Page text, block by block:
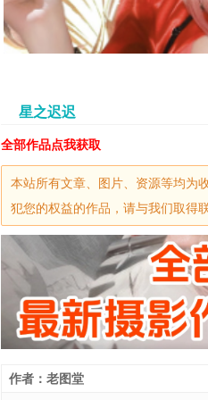
星之迟迟
全部作品点我获取
本站所有文章、图片、资源等均为
犯您的权益的作品，请与我们取得
作者：老图堂